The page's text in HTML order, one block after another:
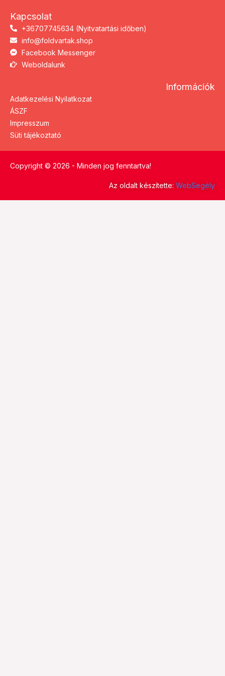
Kapcsolat
+36707745634 (Nyitvatartási időben)
info@foldvartak.shop
Facebook Messenger
Weboldalunk
Információk
Adatkezelési Nyilatkozat
ÁSZF
Impresszum
Süti tájékoztató
Copyright © 2026 - Minden jog fenntartva!
Az oldalt készítette: WebSegély